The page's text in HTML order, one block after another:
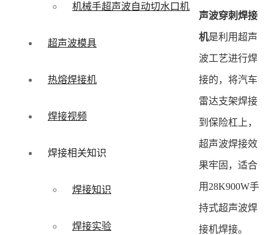
机械手超声波自动切水口机
超声波模具
热熔焊接机
焊接视频
焊接相关知识
焊接知识
焊接实验
声波穿刺焊接
机是利用超声
波工艺进行焊
接的，将汽车
雷达支架焊接
到保险杠上，
超声波焊接效
果牢固，适合
用28K900W手
持式超声波焊
接机焊接。